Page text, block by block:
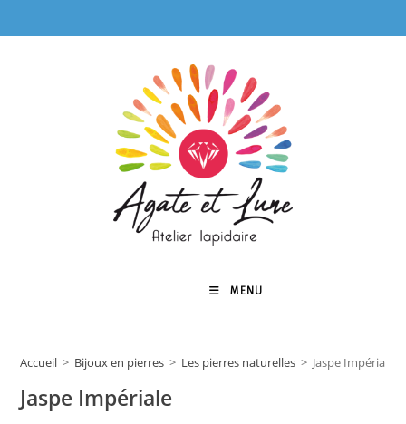
to
MENU
Accueil > Bijoux en pierres > Les pierres naturelles > Jaspe Impériale
Jaspe Impériale